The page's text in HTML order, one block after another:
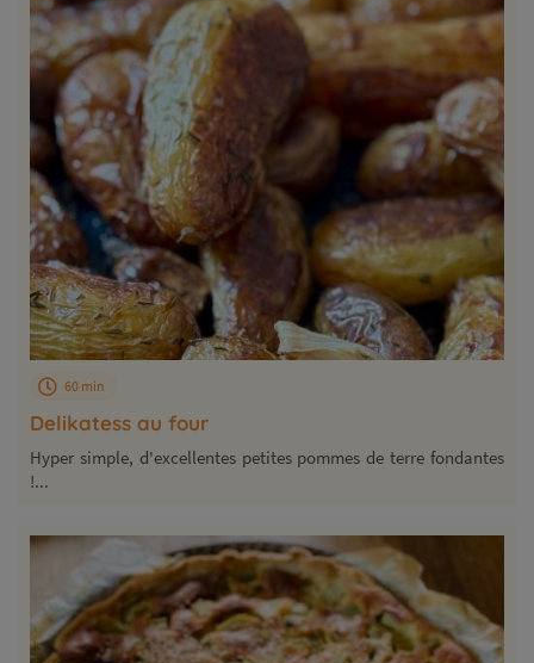
Delikatess au four
60 min
Hyper simple, d'excellentes petites pommes de terre fondantes
!...